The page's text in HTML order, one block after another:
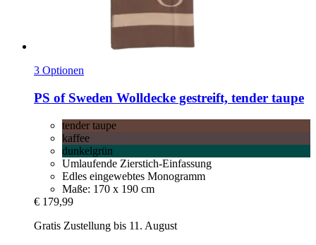
3 Optionen
PS of Sweden Wolldecke gestreift, tender taupe
tender taupe
kaffee
dunkelgrün
Umlaufende Zierstich-Einfassung
Edles eingewebtes Monogramm
Maße: 170 x 190 cm
€ 179,99
Gratis Zustellung bis 11. August